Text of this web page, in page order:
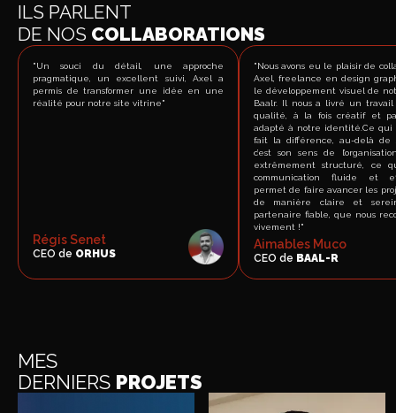
ILS PARLENT
DE NOS COLLABORATIONS
"Un souci du détail, une approche
pragmatique, un excellent suivi, Axel a
permis de transformer une idée en une
réalité pour notre site vitrine"
Régis Senet
CEO de ORHUS
"Nous avons eu le plaisir de
Axel, freelance en design
le développement visuel de
Baalr. Il nous a livré un
qualité, à la fois créatif et
adapté à notre identité.Ce qui
fait la différence, au-delà de
c’est son sens de
extrêmement structuré, ce
communication fluide et
permet de faire avancer les
de manière claire et
partenaire fiable, que nous
vivement !"
Aimables Muco
CEO de BAAL-R
MES
DERNIERS PROJETS